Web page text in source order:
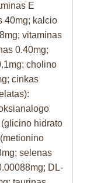
E
40mg; kalcio
vitaminas
0.40mg;
cholino
cinkas
hidrato
selenas
DL-